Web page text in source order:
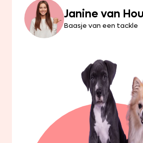
Janine van
Baasje van een tackle